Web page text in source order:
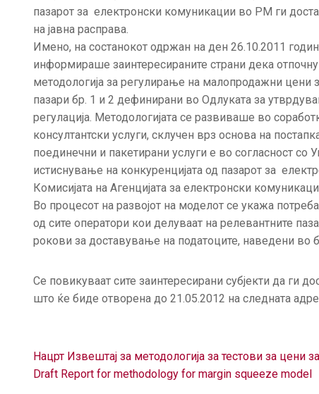
пазарот за електронски комуникации во РМ ги
на јавна расправа.
Имено, на состанокот одржан на ден 26.10.2011
информираше заинтересираните страни дека
методологија за регулирање на малопродажни цени
пазари бр. 1 и 2 дефинирани во Одлуката за
регулација. Методологијата се развиваше во
консултантски услуги, склучен врз основа на
поединечни и пакетирани услуги е во согласност со
истиснување на конкуренцијата од пазарот за
Комисијата на Агенцијата за електронски
Во процесот на развојот на моделот се укажа
од сите оператори кои делуваат на релевантните
рокови за доставување на податоците, наведени во
Се повикуваат сите заинтересирани субјекти да ги
што ќе биде отворена до 21.05.2012 на следната
Нацрт Извештај за методологија за тестови за цени
Draft Report for methodology for margin squeeze model